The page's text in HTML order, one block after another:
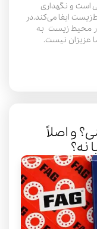
است و نگهداری
ایفا می‌کند.در
در محیط زیست به
عزیزان نیست.
و اصلاً
نه؟